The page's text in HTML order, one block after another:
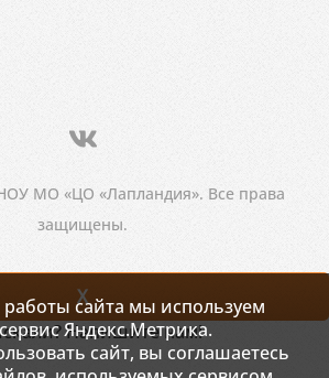
МО «ЦО «Лапландия». Все права
защищены.
сайта мы используем
Яндекс.Метрика.
сайт, вы соглашаетесь
X
Напишите нам!